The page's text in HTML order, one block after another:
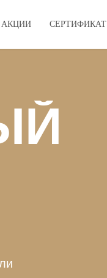
АКЦИИ СЕРТИФИКАТ